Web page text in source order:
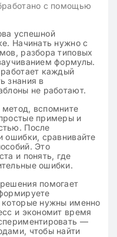
с помощью
успешной
Начинать нужно с
разбора типовых
формулы.
каждый
знания в
не работают.
вспомните
примеры и
После
ошибки, сравнивайте
Это
и понять, где
ошибки.
помогает
которые нужны именно
и экономит время
—
чтобы найти